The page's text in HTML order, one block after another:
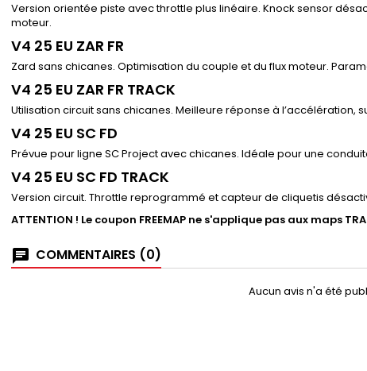
Version orientée piste avec throttle plus linéaire. Knock sensor
moteur.
V4 25 EU ZAR FR
Zard sans chicanes. Optimisation du couple et du flux moteur.
V4 25 EU ZAR FR TRACK
Utilisation circuit sans chicanes. Meilleure réponse à
V4 25 EU SC FD
Prévue pour ligne SC Project avec chicanes. Idéale pour une
V4 25 EU SC FD TRACK
Version circuit. Throttle reprogrammé et capteur de cliquetis
ATTENTION ! Le coupon FREEMAP ne s'applique pas aux maps
COMMENTAIRES (0)
Aucun avis n'a été